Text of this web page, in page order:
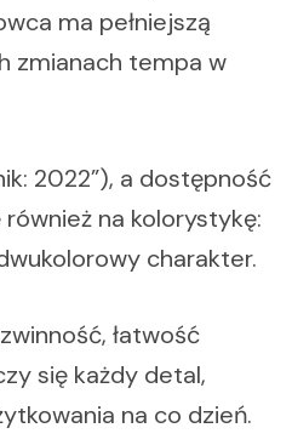
ma pełniejszą
zmianach tempa w
2022”), a dostępność
na kolorystykę:
charakter.
łatwość
się każdy detal,
na co dzień.